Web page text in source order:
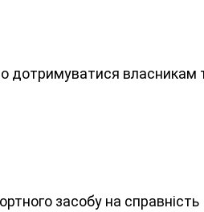
дотримуватися власникам
засобу на справність